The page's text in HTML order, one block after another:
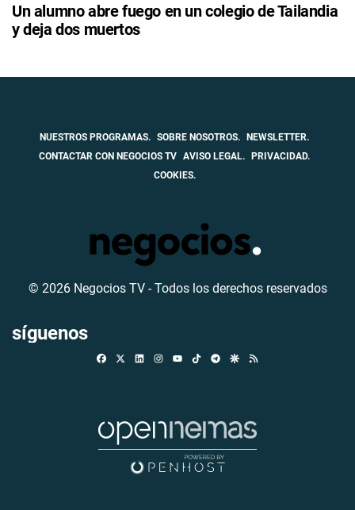
Un alumno abre fuego en un colegio de Tailandia
y deja dos muertos
NUESTROS PROGRAMAS. SOBRE NOSOTROS. NEWSLETTER.
CONTACTAR CON NEGOCIOS TV AVISO LEGAL. PRIVACIDAD.
COOKIES.
© 2026 Negocios TV - Todos los derechos reservados
síguenos
FacebookLinkedinInstagramTikTokTelegramGoogle Discover